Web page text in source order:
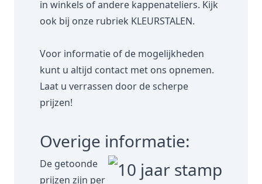
in winkels of andere kappenateliers. Kijk
ook bij onze rubriek KLEURSTALEN.
Voor informatie of de mogelijkheden
kunt u altijd contact met ons opnemen.
Laat u verrassen door de scherpe
prijzen!
Overige informatie:
De getoonde
prijzen zijn per